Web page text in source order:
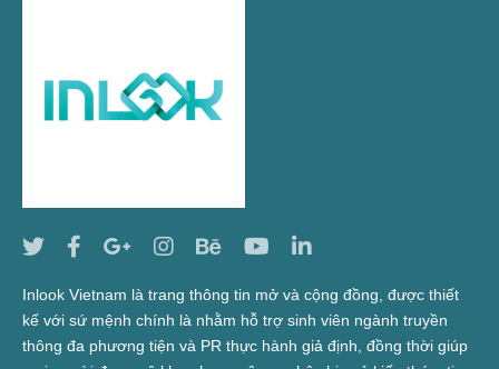
Inlook Vietnam là trang thông tin mở và cộng đồng, được thiết
kế với sứ mệnh chính là nhằm hỗ trợ sinh viên ngành truyền
thông đa phương tiện và PR thực hành giả định, đồng thời giúp